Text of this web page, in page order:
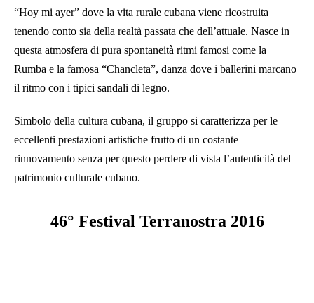
“Hoy mi ayer” dove la vita rurale cubana viene ricostruita
tenendo conto sia della realtà passata che dell’attuale. Nasce in
questa atmosfera di pura spontaneità ritmi famosi come la
Rumba e la famosa “Chancleta”, danza dove i ballerini marcano
il ritmo con i tipici sandali di legno.
Simbolo della cultura cubana, il gruppo si caratterizza per le
eccellenti prestazioni artistiche frutto di un costante
rinnovamento senza per questo perdere di vista l’autenticità del
patrimonio culturale cubano.
46° Festival Terranostra 2016